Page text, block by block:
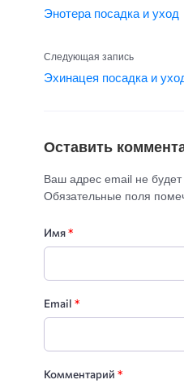
Энотера посадка и уход
Следующая запись
Эхинацея посадка и
Оставить
Ваш адрес email не будет
Обязательные поля
Имя*
Email *
Комментарий *